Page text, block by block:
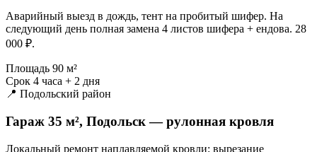
Аварийный выезд в дождь, тент на пробитый шифер. На
следующий день полная замена 4 листов шифера + ендова. 28
000 ₽.
Площадь 90 м²
Срок 4 часа + 2 дня
📍 Подольский район
Гараж 35 м², Подольск — рулонная кровля
Локальный ремонт наплавляемой кровли: вырезание